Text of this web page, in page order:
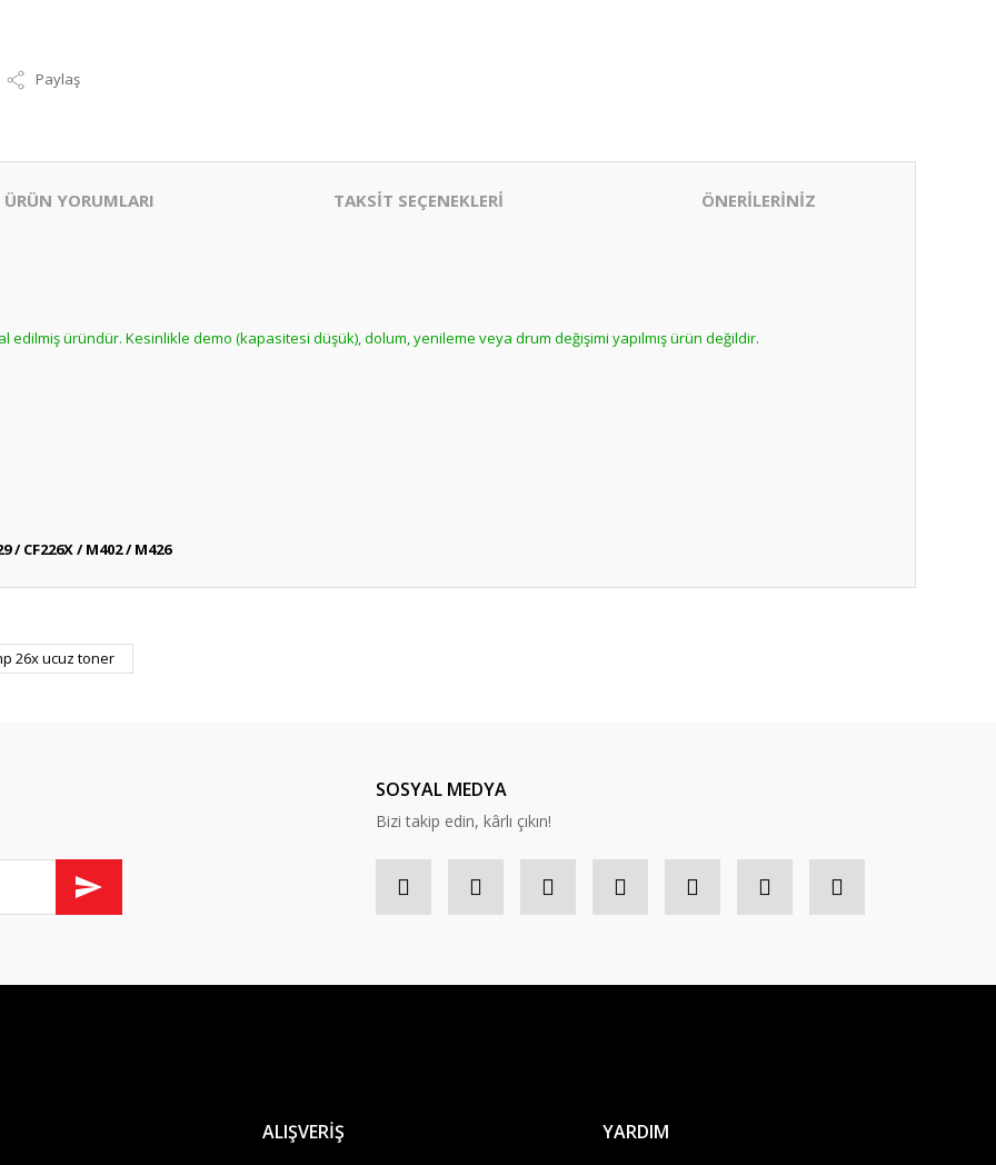
Paylaş
ÜRÜN YORUMLARI TAKSİT SEÇENEKLERİ ÖNERİLERİNİZ
edilmiş üründür. Kesinlikle demo (kapasitesi düşük), dolum, yenileme veya drum değişimi yapılmış ürün değildir.
/ CF226X / M402 / M426
ilk yorumu yapın anında 5 TL. kazanın, 5 TL'nizi ilk alışverişinizde kullanabilirsiniz.
26x ucuz toner
SOSYAL MEDYA
Bizi takip edin, kârlı çıkın!
ALIŞVERİŞ YARDIM